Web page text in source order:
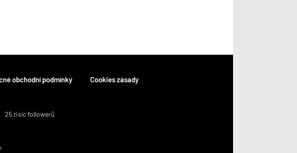
obchodní podmínky
Cookies zásady
25 tisíc followerů